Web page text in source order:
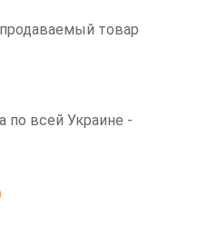
продаваемый товар
по всей Украине -